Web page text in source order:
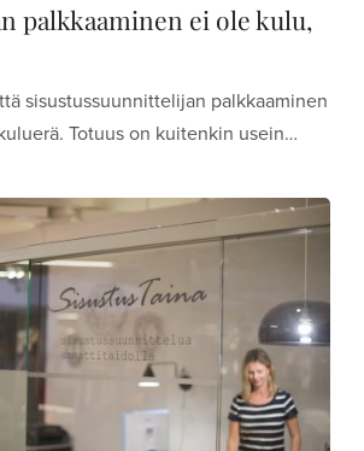
palkkaaminen ei ole kulu,
sisustussuunnittelijan palkkaaminen
Totuus on kuitenkin usein…